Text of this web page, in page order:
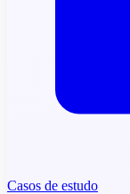
Casos de estudo